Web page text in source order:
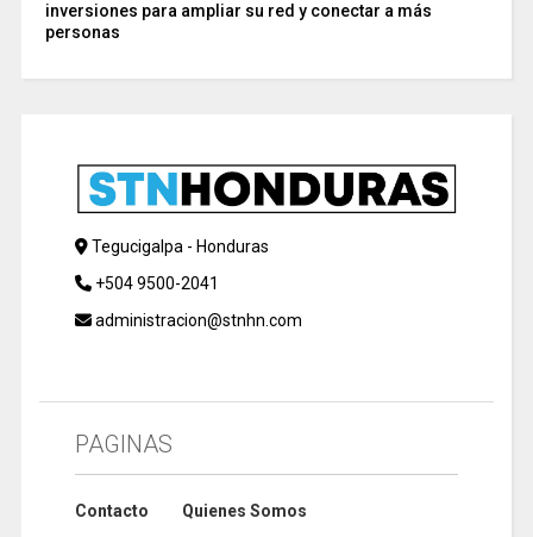
inversiones para ampliar su red y conectar a más
personas
Tegucigalpa - Honduras
+504 9500-2041
administracion@stnhn.com
PAGINAS
Contacto Quienes Somos